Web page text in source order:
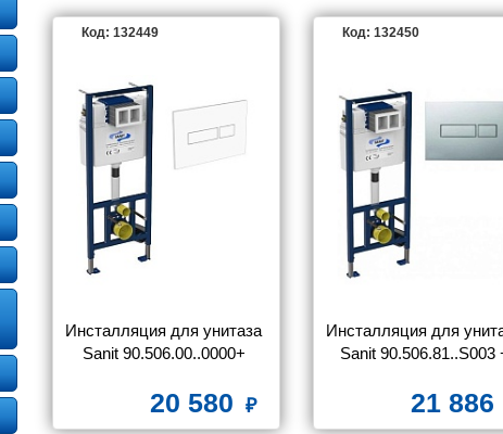
Код: 132449
Инсталляция для унитаза
Sanit 90.506.00..0000+
20 580
Код: 132450
Инсталляция для
Sanit 90.506.81..S003
21 886